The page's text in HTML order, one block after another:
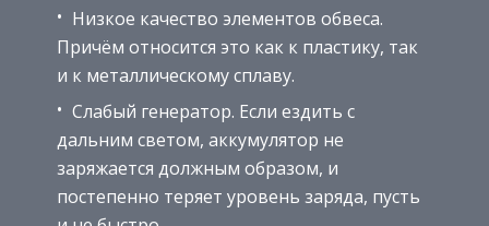
Низкое качество элементов обвеса.
Причём относится это как к пластику, так
и к металлическому сплаву.
Слабый генератор. Если ездить с
дальним светом, аккумулятор не
заряжается должным образом, и
постепенно теряет уровень заряда, пусть